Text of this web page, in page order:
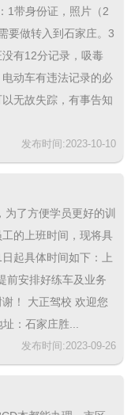
1带身份证，照片（2
要做转入到石家庄。3
有12分记录，吸毒
动车有违法记录的必
无故失踪，有事告知
发布时间:2023-10-10
了方便学员更好的训
的上班时间，现将具
起具体时间如下：上
前安排好练车及业务
！ 大正驾校 欢迎您
：石家庄胜...
发布时间:2023-09-26